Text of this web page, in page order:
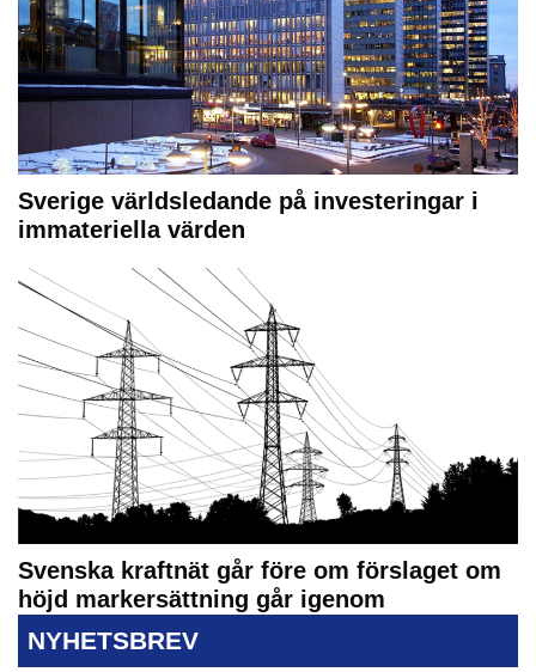
Sverige världsledande på investeringar i
immateriella värden
Svenska kraftnät går före om förslaget om
höjd markersättning går igenom
NYHETSBREV